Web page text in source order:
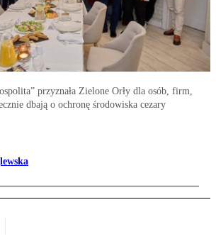
przyznała Zielone Orły dla osób, firm,
dbają o ochronę środowiska cezary